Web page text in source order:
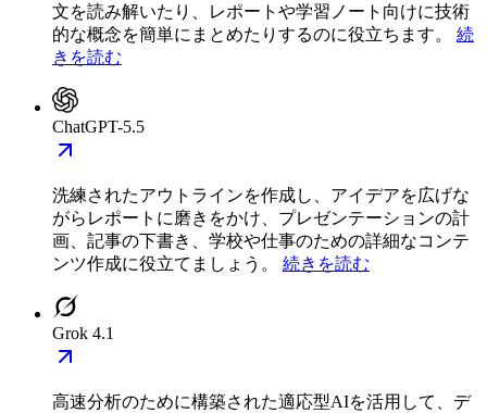
文を読み解いたり、レポートや学習ノート向けに技術
的な概念を簡単にまとめたりするのに役立ちます。
続
きを読む
ChatGPT-5.5
洗練されたアウトラインを作成し、アイデアを広げな
がらレポートに磨きをかけ、プレゼンテーションの計
画、記事の下書き、学校や仕事のための詳細なコンテ
ンツ作成に役立てましょう。
続きを読む
Grok 4.1
高速分析のために構築された適応型AIを活用して、デ